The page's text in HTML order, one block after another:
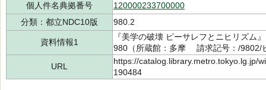
個人件名典拠番号
120000233700000
分類：都立NDC10版
980.2
資料情報1
『美学の破壊 ピーサレフとニヒリズ
980（所蔵館：多摩 請求記号：/
URL
https://catalog.library.metro.tokyo.lg.jp/
190484